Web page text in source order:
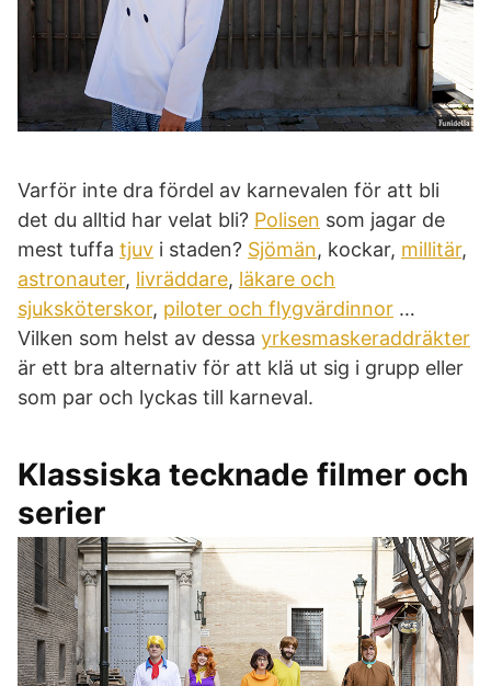
Varför inte dra fördel av karnevalen för att bli
det du alltid har velat bli? Polisen som jagar de
mest tuffa tjuv i staden? Sjömän, kockar, millitär,
astronauter, livräddare, läkare och
sjuksköterskor, piloter och flygvärdinnor …
Vilken som helst av dessa yrkesmaskeraddräkter
är ett bra alternativ för att klä ut sig i grupp eller
som par och lyckas till karneval.
Klassiska tecknade filmer och
serier